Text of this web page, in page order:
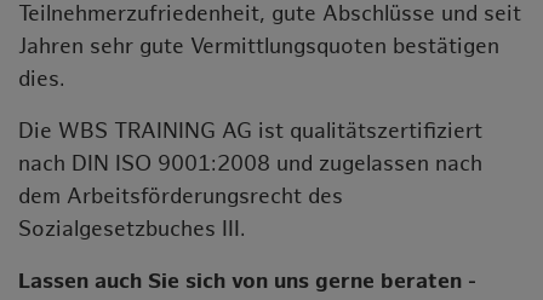
Teilnehmerzufriedenheit, gute Abschlüsse und seit
Jahren sehr gute Vermittlungsquoten bestätigen
dies.
Die WBS TRAINING AG ist qualitätszertifiziert
nach DIN ISO 9001:2008 und zugelassen nach
dem Arbeitsförderungsrecht des
Sozialgesetzbuches III.
Lassen auch Sie sich von uns gerne beraten -